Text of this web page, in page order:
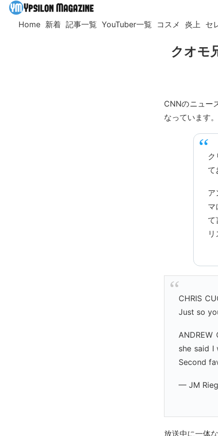
Home 新着 記事一覧 YouTuber一覧 コスメ 炎上 セ
クオモ
CNNのニュー
なっています。
て
ア
マ
て
リ
CHRIS
Just so
she said I
Second
— JM
放送中に一体